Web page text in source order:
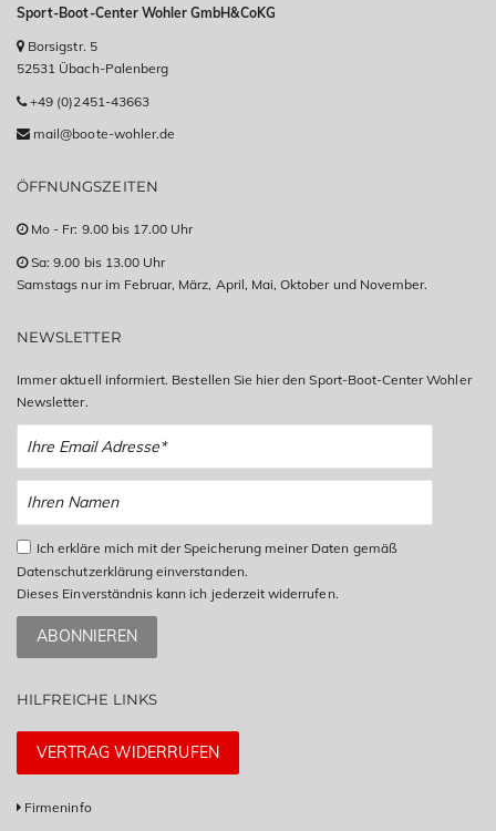
Sport-Boot-Center Wohler GmbH&CoKG
Borsigstr. 5
52531 Übach-Palenberg
+49 (0)2451-43663
mail@boote-wohler.de
ÖFFNUNGSZEITEN
Mo - Fr: 9.00 bis 17.00 Uhr
Sa: 9.00 bis 13.00 Uhr
Samstags nur im Februar, März, April, Mai, Oktober und November.
NEWSLETTER
Immer aktuell informiert. Bestellen Sie hier den Sport-Boot-Center Wohler
Newsletter.
Ich erkläre mich mit der Speicherung meiner Daten gemäß
Datenschutzerklärung einverstanden.
Dieses Einverständnis kann ich jederzeit widerrufen.
ABONNIEREN
HILFREICHE LINKS
VERTRAG WIDERRUFEN
Firmeninfo